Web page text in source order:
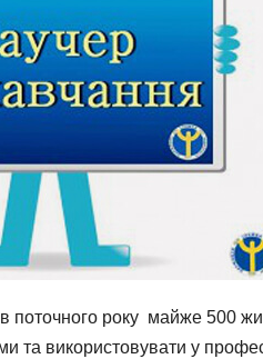
поточного року майже 500
та використовувати у